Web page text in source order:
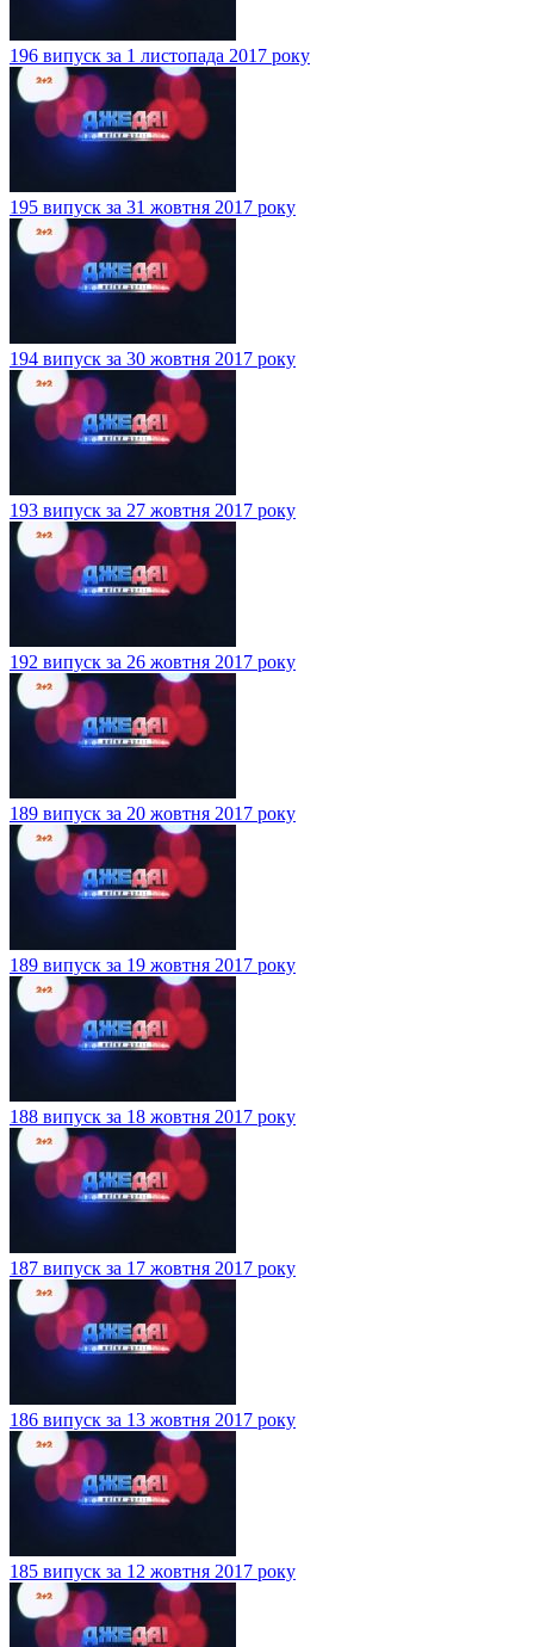
196 випуск за 1 листопада 2017 року
195 випуск за 31 жовтня 2017 року
194 випуск за 30 жовтня 2017 року
193 випуск за 27 жовтня 2017 року
192 випуск за 26 жовтня 2017 року
189 випуск за 20 жовтня 2017 року
189 випуск за 19 жовтня 2017 року
188 випуск за 18 жовтня 2017 року
187 випуск за 17 жовтня 2017 року
186 випуск за 13 жовтня 2017 року
185 випуск за 12 жовтня 2017 року